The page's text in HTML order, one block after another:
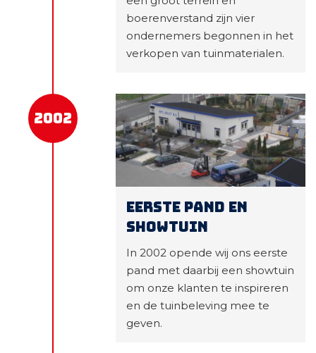
boerenverstand zijn vier
ondernemers begonnen in het
verkopen van tuinmaterialen.
2002
Eerste pand en
showtuin
In 2002 opende wij ons eerste
pand met daarbij een showtuin
om onze klanten te inspireren
en de tuinbeleving mee te
geven.